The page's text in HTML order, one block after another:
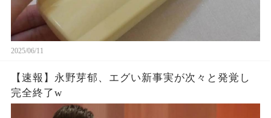
2025/06/11
【速報】永野芽郁、エグい新事実が次々と発覚し
完全終了w